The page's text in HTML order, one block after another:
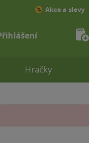
Hračky
Akce a slevy